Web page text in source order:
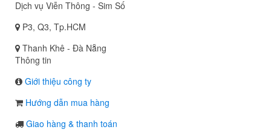
Dịch vụ Viễn Thông - Sim Số
P3, Q3, Tp.HCM
Thanh Khê - Đà Nẵng
Thông tin
Giới thiệu công ty
Hướng dẫn mua hàng
Giao hàng & thanh toán